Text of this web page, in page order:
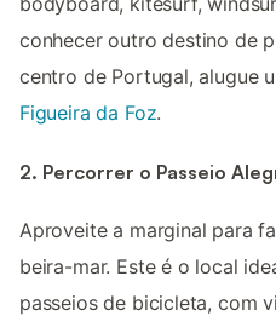
conhecer outro destino de
centro de Portugal, alugue
Figueira da Foz.
2. Percorrer o Passeio
Aproveite a marginal para
beira-mar. Este é o local
passeios de bicicleta, com